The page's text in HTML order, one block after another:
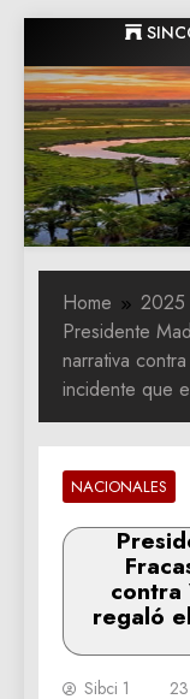
to
content
Home 2025
Presidente
narrativa
incidente que
NACIONALES
contra
regaló
Sibci 1